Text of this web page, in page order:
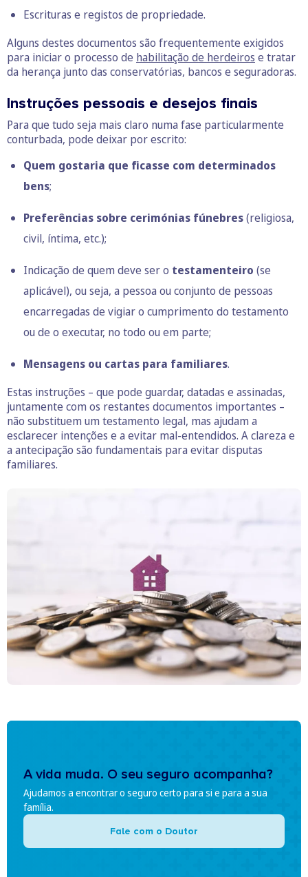
Escrituras e registos de propriedade.
Alguns destes documentos são frequentemente exigidos
para iniciar o processo de habilitação de herdeiros e tratar
da herança junto das conservatórias, bancos e seguradoras.
Instruções pessoais e desejos finais
Para que tudo seja mais claro numa fase particularmente
conturbada, pode deixar por escrito:
Quem gostaria que ficasse com determinados
bens;
Preferências sobre cerimónias fúnebres(religiosa,
civil, íntima, etc.);
Indicação de quem deve ser o testamenteiro (se
aplicável), ou seja, a pessoa ou conjunto de pessoas
encarregadas de vigiar o cumprimento do testamento
ou de o executar, no todo ou em parte;
Mensagens ou cartas para familiares.
Estas instruções – que pode guardar, datadas e assinadas,
juntamente com os restantes documentos importantes –
não substituem um testamento legal, mas ajudam a
esclarecer intenções e a evitar mal-entendidos. A clareza e
a antecipação são fundamentais para evitar disputas
familiares.
A vida muda. O seu seguro acompanha?
Ajudamos a encontrar o seguro certo para si e para a sua
família.
Fale com o Doutor